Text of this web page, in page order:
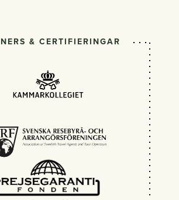
& CERTIFIERINGAR